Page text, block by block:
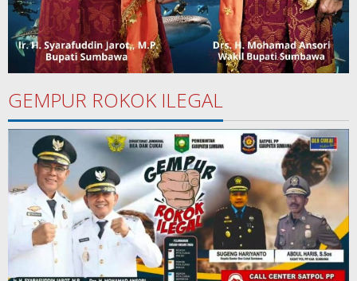
GEMPUR ROKOK ILEGAL